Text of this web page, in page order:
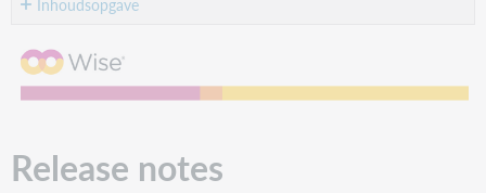
Release
notes
MediatheekWise
aanpassingen
Release notes